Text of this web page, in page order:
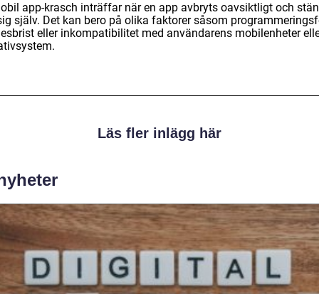
app-krasch inträffar när en app avbryts oavsiktligt och
själv. Det kan bero på olika faktorer såsom
eller inkompatibilitet med användarens mobilenheter
Läs fler inlägg här